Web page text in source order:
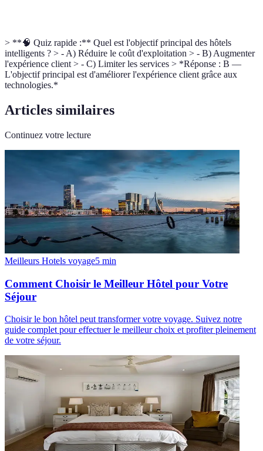
> **🧠 Quiz rapide :** Quel est l'objectif principal des hôtels
intelligents ? > - A) Réduire le coût d'exploitation > - B) Augmenter
l'expérience client > - C) Limiter les services > *Réponse : B —
L'objectif principal est d'améliorer l'expérience client grâce aux
technologies.*
Articles similaires
Continuez votre lecture
Meilleurs Hotels voyage5 min
Comment Choisir le Meilleur Hôtel pour Votre
Séjour
Choisir le bon hôtel peut transformer votre voyage. Suivez notre
guide complet pour effectuer le meilleur choix et profiter pleinement
de votre séjour.